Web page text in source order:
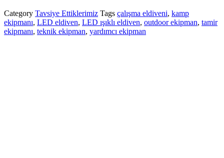
Category Tavsiye Ettiklerimiz Tags çalışma eldiveni, kamp
ekipmanı, LED eldiven, LED ışıklı eldiven, outdoor ekipman, tamir
ekipmanı, teknik ekipman, yardımcı ekipman